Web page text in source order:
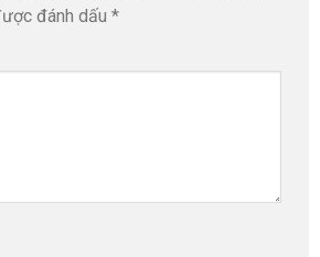
đánh dấu *